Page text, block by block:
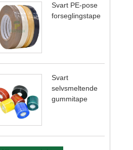
Svart PE-pose
forseglingstape
Svart
selvsmeltende
gummitape